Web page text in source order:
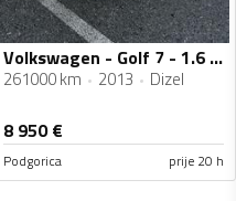
Volkswagen - Golf 7 - 1.6 TDI
261000 km 2013 Dizel
8 950€
Podgorica prije 20 h